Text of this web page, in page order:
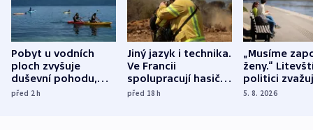
Pobyt u vodních
ploch zvyšuje
duševní pohodu,
ukázala
před 2h
Jiný jazyk i technika.
Ve Francii
spolupracují hasiči z
různých zemí
před 18h
„Musíme
ženy.“
politici
dohodu o
5. 8. 2026